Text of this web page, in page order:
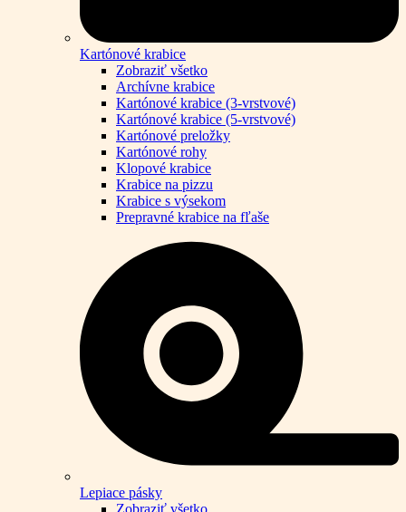
Kartónové krabice
Zobraziť všetko
Archívne krabice
Kartónové krabice (3-vrstvové)
Kartónové krabice (5-vrstvové)
Kartónové preložky
Kartónové rohy
Klopové krabice
Krabice na pizzu
Krabice s výsekom
Prepravné krabice na fľaše
Lepiace pásky
Zobraziť všetko